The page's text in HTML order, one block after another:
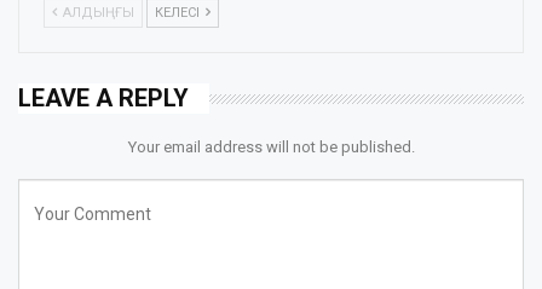
АЛДЫҢҒЫ КЕЛЕСІ
LEAVE A REPLY
Your email address will not be published.